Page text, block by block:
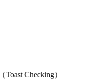
Checking）